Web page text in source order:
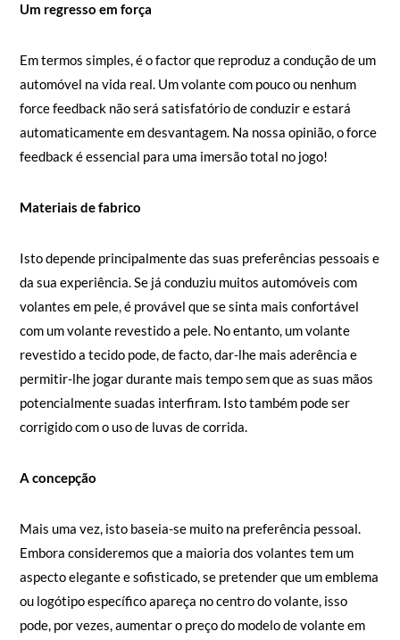
Um regresso em força
Em termos simples, é o factor que reproduz a condução de um
automóvel na vida real. Um volante com pouco ou nenhum
force feedback não será satisfatório de conduzir e estará
automaticamente em desvantagem. Na nossa opinião, o force
feedback é essencial para uma imersão total no jogo!
Materiais de fabrico
Isto depende principalmente das suas preferências pessoais e
da sua experiência. Se já conduziu muitos automóveis com
volantes em pele, é provável que se sinta mais confortável
com um volante revestido a pele. No entanto, um volante
revestido a tecido pode, de facto, dar-lhe mais aderência e
permitir-lhe jogar durante mais tempo sem que as suas mãos
potencialmente suadas interfiram. Isto também pode ser
corrigido com o uso de luvas de corrida.
A concepção
Mais uma vez, isto baseia-se muito na preferência pessoal.
Embora consideremos que a maioria dos volantes tem um
aspecto elegante e sofisticado, se pretender que um emblema
ou logótipo específico apareça no centro do volante, isso
pode, por vezes, aumentar o preço do modelo de volante em